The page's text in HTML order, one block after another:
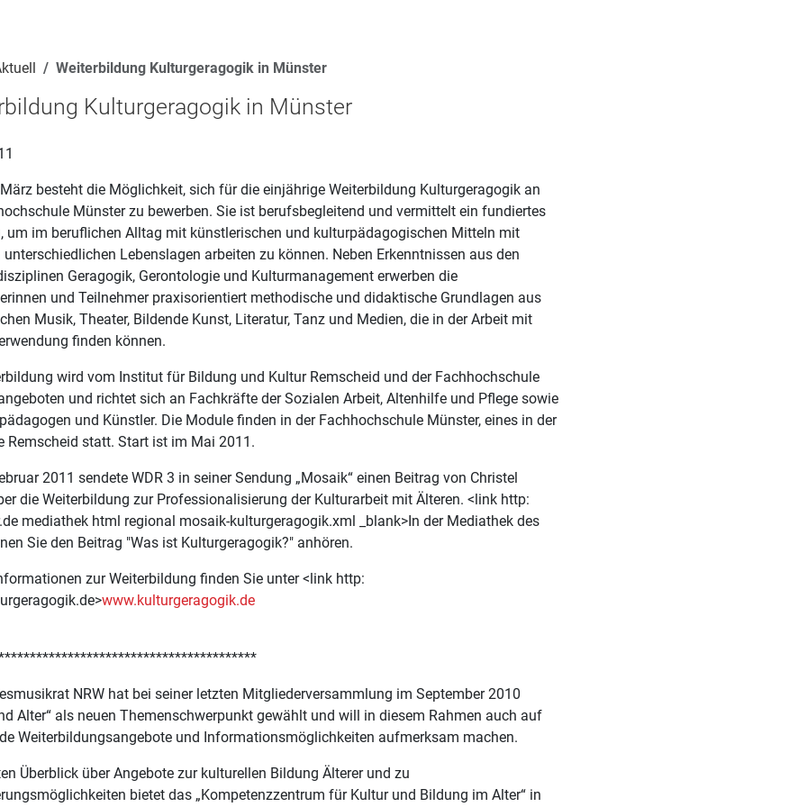
Weiterbildung Kulturgeragogik in Münster
Kulturgeragogik in Münster
besteht die Möglichkeit, sich für die einjährige Weiterbildung Kulturgeragogik an
Münster zu bewerben. Sie ist berufsbegleitend und vermittelt ein fundiertes
um im beruflichen Alltag mit künstlerischen und kulturpädagogischen Mitteln mit
unterschiedlichen Lebenslagen arbeiten zu können. Neben Erkenntnissen aus den
Geragogik, Gerontologie und Kulturmanagement erwerben die
und Teilnehmer praxisorientiert methodische und didaktische Grundlagen aus
Musik, Theater, Bildende Kunst, Literatur, Tanz und Medien, die in der Arbeit mit
finden können.
wird vom Institut für Bildung und Kultur Remscheid und der Fachhochschule
und richtet sich an Fachkräfte der Sozialen Arbeit, Altenhilfe und Pflege sowie
und Künstler. Die Module finden in der Fachhochschule Münster, eines in der
Remscheid statt. Start ist im Mai 2011.
2011 sendete WDR 3 in seiner Sendung „Mosaik“ einen Beitrag von Christel
die Weiterbildung zur Professionalisierung der Kulturarbeit mit Älteren. <link http:
mediathek html regional mosaik-kulturgeragogik.xml _blank>In der Mediathek des
Sie den Beitrag "Was ist Kulturgeragogik?" anhören.
zur Weiterbildung finden Sie unter <link http:
www.kulturgeragogik.de
NRW hat bei seiner letzten Mitgliederversammlung im September 2010
Alter“ als neuen Themenschwerpunkt gewählt und will in diesem Rahmen auch auf
Weiterbildungsangebote und Informationsmöglichkeiten aufmerksam machen.
Überblick über Angebote zur kulturellen Bildung Älterer und zu
bietet das „Kompetenzzentrum für Kultur und Bildung im Alter“ in